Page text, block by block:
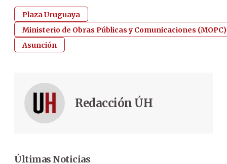
Plaza Uruguaya
Ministerio de Obras Públicas y Comunicaciones (MOPC)
Asunción
Redacción ÚH
Últimas Noticias